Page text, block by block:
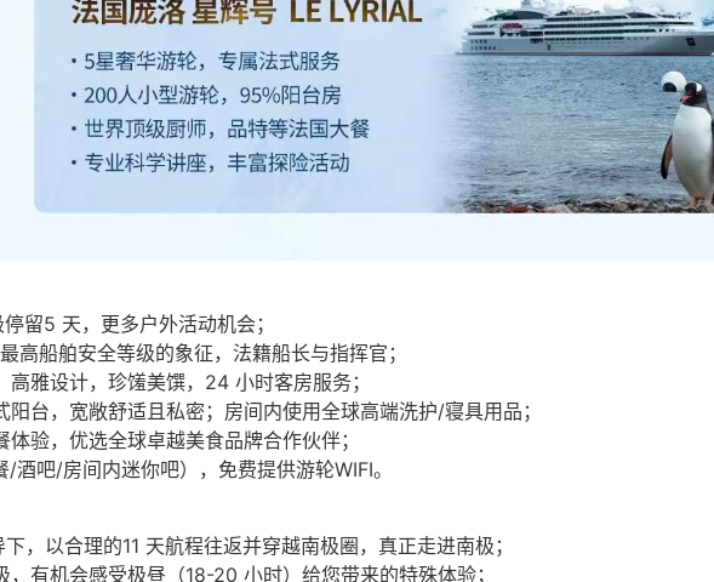
留5 天，更多户外活动机会；
高船舶安全等级的象征，法籍船长与指挥官；
雅设计，珍馐美馔，24 小时客房服务；
台，宽敞舒适且私密；房间内使用全球高端洗护/寝具用品；
验，优选全球卓越美食品牌合作伙伴；
酒吧/房间内迷你吧），免费提供游轮WIFI。
，以合理的11 天航程往返并穿越南极圈，真正走进南极；
有机会感受极昼（18-20 小时）给您带来的特殊体验；